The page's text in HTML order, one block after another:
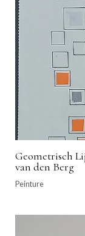
Geometrisch
van den Berg
Peinture